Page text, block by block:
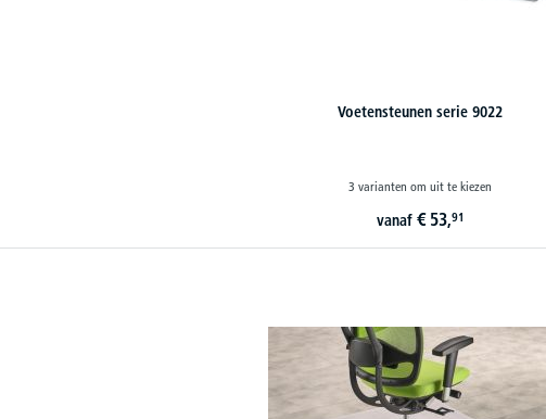
Voetensteunen serie 9022
3 varianten om uit te kiezen
vanaf € 53,91